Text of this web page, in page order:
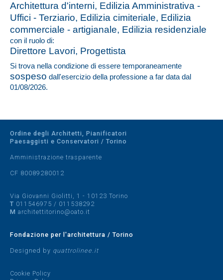
Architettura d'interni, Edilizia Amministrativa -
Uffici - Terziario, Edilizia cimiteriale, Edilizia
commerciale - artigianale, Edilizia residenziale
con il ruolo di:
Direttore Lavori, Progettista
Si trova nella condizione di essere temporaneamente
sospeso dall'esercizio della professione a far data dal
01/08/2026.
Ordine degli Architetti, Pianificatori
Paesaggisti e Conservatori / Torino
Amministrazione trasparente
CF 80089280012
Via Giovanni Giolitti, 1 - 10123 Torino
T 011546975 / 011538292
M architettitorino@oato.it
Fondazione per l'architettura / Torino
Designed by quattrolinee.it
Cookie Policy